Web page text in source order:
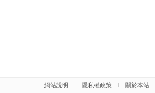
網站說明 隱私權政策 關於本站